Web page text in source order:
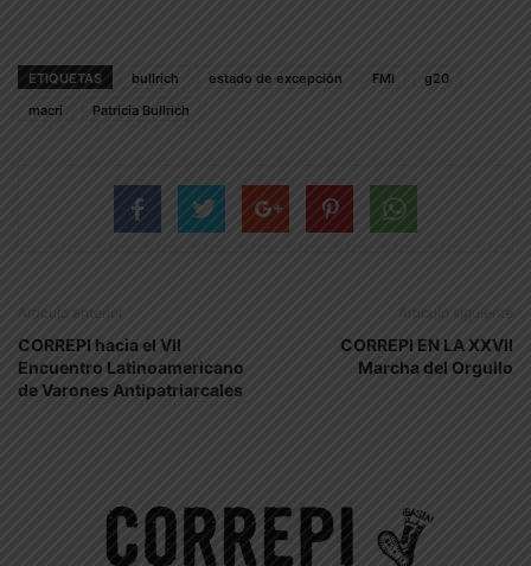
ETIQUETAS bullrich estado de excepción FMI
g20
macri
Patricia Bullrich
Artículo anterior
CORREPI hacia el VII
Encuentro Latinoamericano
de Varones Antipatriarcales
Artículo siguiente
CORREPI EN LA XXVII
Marcha del Orgullo